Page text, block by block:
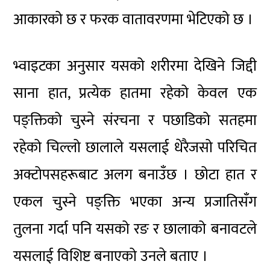
आकारको छ र फरक वातावरणमा भेटिएको छ ।
भ्वाइटका अनुसार यसको शरीरमा देखिने जिद्दी
साना हात, प्रत्येक हातमा रहेको केवल एक
पङ्क्तिको चुस्ने संरचना र पछाडिको सतहमा
रहेको चिल्लो छालाले यसलाई धेरैजसो परिचित
अक्टोपसहरूबाट अलग बनाउँछ । छोटा हात र
एकल चुस्ने पङ्क्ति भएका अन्य प्रजातिसँग
तुलना गर्दा पनि यसको रङ र छालाको बनावटले
यसलाई विशिष्ट बनाएको उनले बताए ।